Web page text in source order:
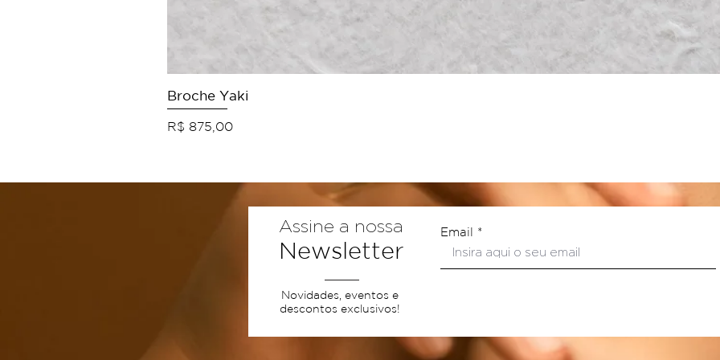
Broche Yaki
Preço
R$ 875,00
Assine a nossa
Newsletter
Email
Novidades, eventos e
descontos exclusivos!